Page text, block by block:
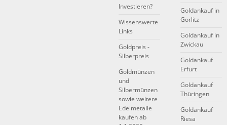
Investieren?
Wissenswerte
Links
Goldpreis -
Silberpreis
Goldmünzen
und
Silbermünzen
sowie weitere
Edelmetalle
kaufen ab
Goldankauf in
Görlitz
Goldankauf in
Zwickau
Goldankauf
Erfurt
Goldankauf
Thüringen
Goldankauf
Riesa